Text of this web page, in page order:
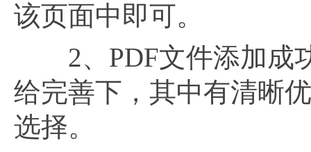
该页面中即可。
2、PDF文件添加成
给完善下，其中有清晰
选择。